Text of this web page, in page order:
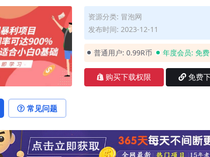
资源分类: 冒泡网
发布时间: 2023-12-11
普通用户: 0.99R币 年度会员: 免费
购买下载权限 免费
常见问题